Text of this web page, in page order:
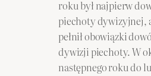
roku był najpierw
piechoty dywizyjnej,
pełnił obowiązki
dywizji piechoty. W
następnego roku do